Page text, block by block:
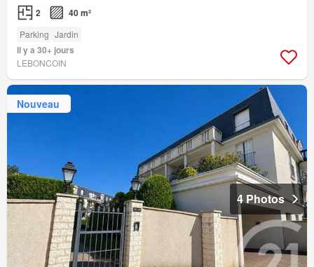
2 40 m²
Parking Jardin
Il y a 30+ jours
LEBONCOIN
Nouveau
4 Photos